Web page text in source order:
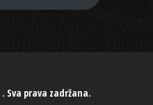
Sva prava zadržana.